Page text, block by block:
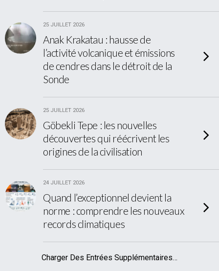
25 JUILLET 2026
Anak Krakatau : hausse de
l’activité volcanique et émissions
de cendres dans le détroit de la
Sonde
25 JUILLET 2026
Göbekli Tepe : les nouvelles
découvertes qui réécrivent les
origines de la civilisation
24 JUILLET 2026
Quand l’exceptionnel devient la
norme : comprendre les nouveaux
records climatiques
Charger Des Entrées Supplémentaires…